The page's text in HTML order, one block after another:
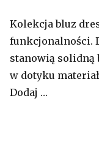
Kolekcja bluz
funkcjonalności.
stanowią solidną
w dotyku
Dodaj …